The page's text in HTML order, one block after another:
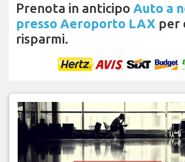
Prenota in anticipo Auto a
presso Aeroporto LAX per
risparmi.